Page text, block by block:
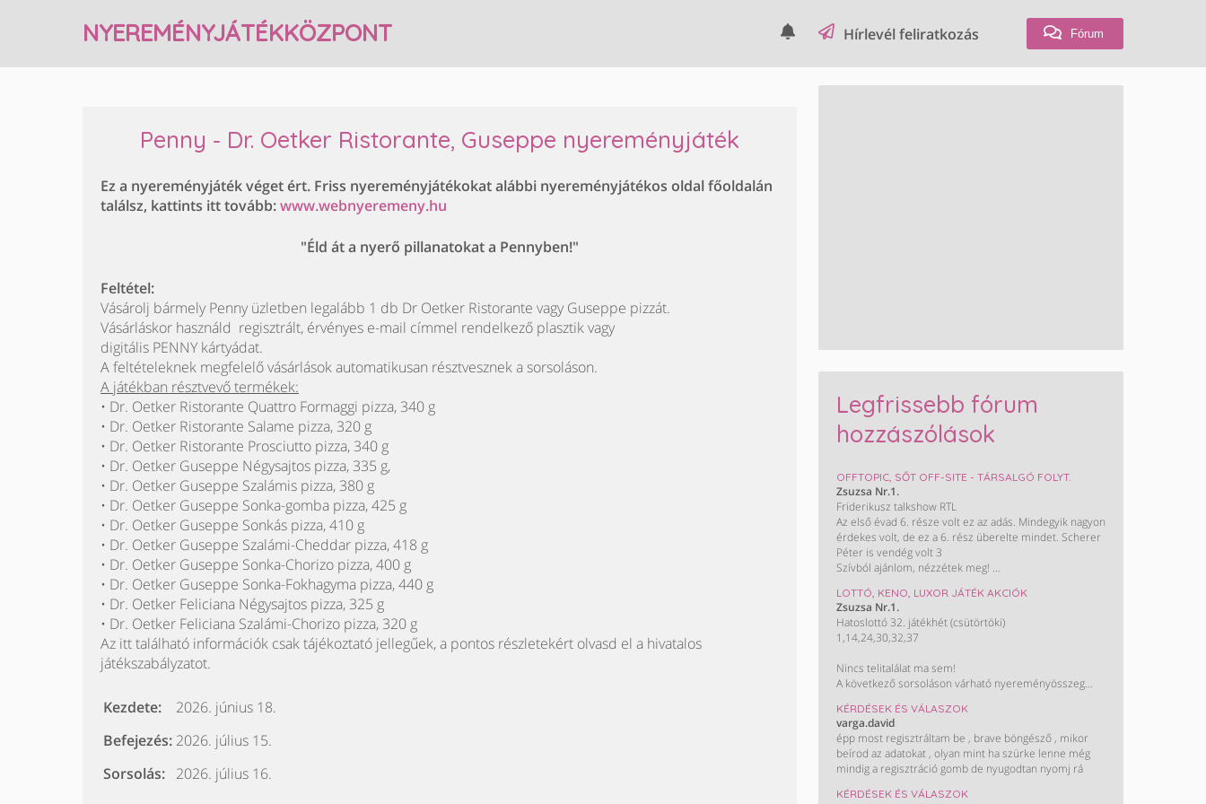
NYEREMÉNYJÁTÉKKÖZPONT Hírlevél feliratkozás Fórum
Penny - Dr. Oetker Ristorante, Guseppe nyereményjáték
Ez a nyereményjáték véget ért. Friss nyereményjátékokat alábbi nyereményjátékos oldal főoldalán
találsz, kattints itt tovább:www.webnyeremeny.hu
"Éld át a nyerő pillanatokat a Pennyben!"
Feltétel:
Vásárolj bármely Penny üzletben legalább 1 db Dr Oetker Ristorante vagy Guseppe pizzát.
Vásárláskor használd regisztrált, érvényes e-mail címmel rendelkező plasztik vagy
digitális PENNY kártyádat.
A feltételeknek megfelelő vásárlások automatikusan résztvesznek a sorsoláson.
A játékban résztvevő termékek:
• Dr. Oetker Ristorante Quattro Formaggi pizza, 340 g
• Dr. Oetker Ristorante Salame pizza, 320 g
• Dr. Oetker Ristorante Prosciutto pizza, 340 g
• Dr. Oetker Guseppe Négysajtos pizza, 335 g,
• Dr. Oetker Guseppe Szalámis pizza, 380 g
• Dr. Oetker Guseppe Sonka-gomba pizza, 425 g
• Dr. Oetker Guseppe Sonkás pizza, 410 g
• Dr. Oetker Guseppe Szalámi-Cheddar pizza, 418 g
• Dr. Oetker Guseppe Sonka-Chorizo pizza, 400 g
• Dr. Oetker Guseppe Sonka-Fokhagyma pizza, 440 g
• Dr. Oetker Feliciana Négysajtos pizza, 325 g
• Dr. Oetker Feliciana Szalámi-Chorizo pizza, 320 g
Az itt található információk csak tájékoztató jellegűek, a pontos részletekért olvasd el a hivatalos
játékszabályzatot.
Kezdete:
2026. június 18.
Befejezés: 2026. július 15.
Sorsolás: 2026. július 16.
Legfrissebb fórum
hozzászólások
OFFTOPIC, SŐT OFF-SITE - TÁRSALGÓ FOLYT.
Zsuzsa Nr.1.
Friderikusz talkshow RTL
Az első évad 6. része volt ez az adás. Mindegyik nagyon
érdekes volt, de ez a 6. rész überelte mindet. Scherer
Péter is vendég volt 3
Szívból ajánlom, nézzétek meg!
https://www.rtlplusz.hu/friderikusz-talkshow-
p_28107/1-evad-6-resz-c_13181455
LOTTÓ, KENO, LUXOR JÁTÉK AKCIÓK
Zsuzsa Nr.1.
Hatoslottó 32. játékhét (csütörtöki)
1,14,24,30,32,37
Nincs telitalálat ma sem!
A következő sorsoláson várható nyereményösszeg
880 millió Ft
KÉRDÉSEK ÉS VÁLASZOK
varga.david
épp most regisztráltam be , brave böngésző , mikor
beírod az adatokat , olyan mint ha szürke lenne még
mindig a regisztráció gomb de nyugodtan nyomj rá
KÉRDÉSEK ÉS VÁLASZOK